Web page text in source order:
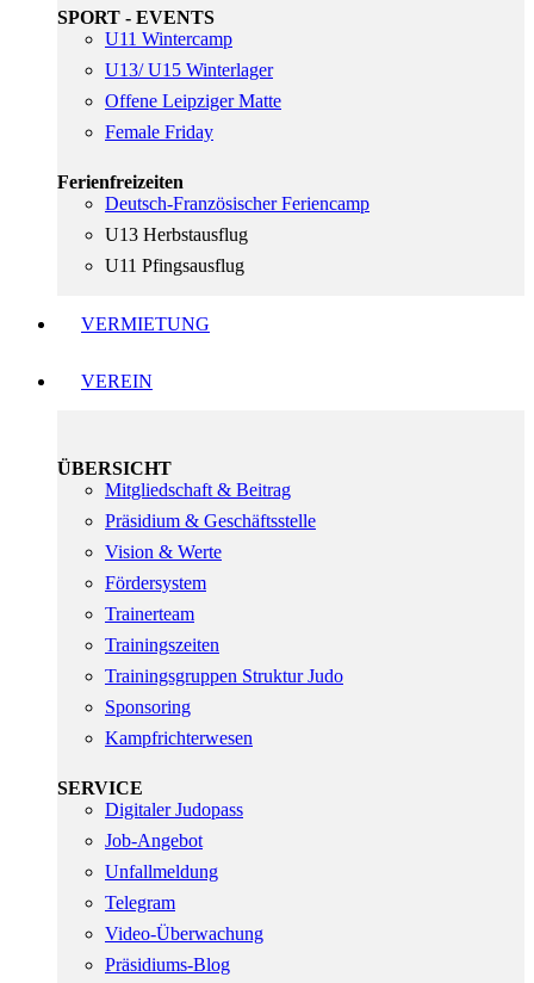
SPORT - EVENTS
U11 Wintercamp
U13/ U15 Winterlager
Offene Leipziger Matte
Female Friday
Ferienfreizeiten
Deutsch-Französischer Feriencamp
U13 Herbstausflug
U11 Pfingsausflug
VERMIETUNG
VEREIN
ÜBERSICHT
Mitgliedschaft & Beitrag
Präsidium & Geschäftsstelle
Vision & Werte
Fördersystem
Trainerteam
Trainingszeiten
Trainingsgruppen Struktur Judo
Sponsoring
Kampfrichterwesen
SERVICE
Digitaler Judopass
Job-Angebot
Unfallmeldung
Telegram
Video-Überwachung
Präsidiums-Blog